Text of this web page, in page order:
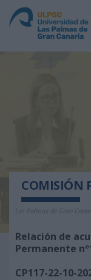
COMISIÓN
Las Palmas de Gran
Relación de
Permanente
CP117-22-10-